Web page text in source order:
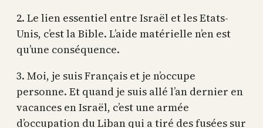
2. Le lien essentiel entre Israël et les Etats-
Unis, c’est la Bible. L’aide matérielle n’en est
qu’une conséquence.
3. Moi, je suis Français et je n’occupe
personne. Et quand je suis allé l’an dernier en
vacances en Israël, c’est une armée
d’occupation du Liban qui a tiré des fusées sur